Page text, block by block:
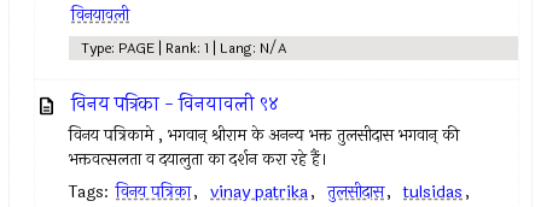
विनयावली
Type: PAGE | Rank: 1 | Lang: N/A
विनय पत्रिका - विनयावली ९४
विनय पत्रिकामे , भगवान् श्रीराम के अनन्य भक्त तुलसीदास भगवान् की
भक्तवत्सलता व दयालुता का दर्शन करा रहे हैं।
Tags: विनय पत्रिका, vinay patrika, तुलसीदास, tulsidas,